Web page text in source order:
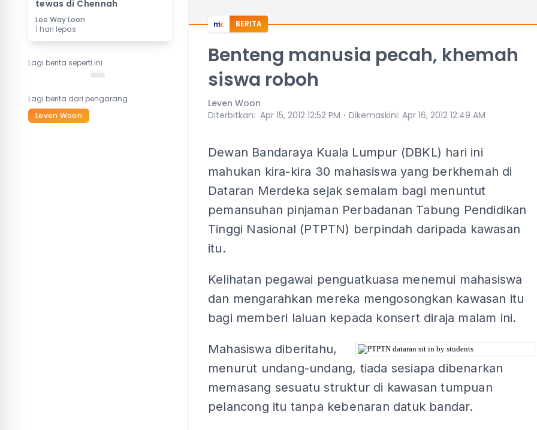
tewas di Chennah
Lee Way Loon
1 hari lepas
Lagi berita seperti ini
Lagi berita dari pengarang
Leven Woon
BERITA
Benteng manusia pecah, khemah
siswa roboh
Leven Woon
Diterbitkan: Apr 15, 2012 12:52 PM ⋅ Dikemaskini: Apr 16, 2012 12:49 AM
Dewan Bandaraya Kuala Lumpur (DBKL) hari ini
mahukan kira-kira 30 mahasiswa yang berkhemah di
Dataran Merdeka sejak semalam bagi menuntut
pemansuhan pinjaman Perbadanan Tabung Pendidikan
Tinggi Nasional (PTPTN) berpindah daripada kawasan
itu.
Kelihatan pegawai penguatkuasa menemui mahasiswa
dan mengarahkan mereka mengosongkan kawasan itu
bagi memberi laluan kepada konsert diraja malam ini.
Mahasiswa diberitahu,
menurut undang-undang, tiada sesiapa dibenarkan
memasang sesuatu struktur di kawasan tumpuan
pelancong itu tanpa kebenaran datuk bandar.